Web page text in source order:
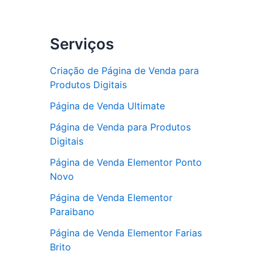
Serviços
Criação de Página de Venda para
Produtos Digitais
Página de Venda Ultimate
Página de Venda para Produtos
Digitais
Página de Venda Elementor Ponto
Novo
Página de Venda Elementor
Paraibano
Página de Venda Elementor Farias
Brito